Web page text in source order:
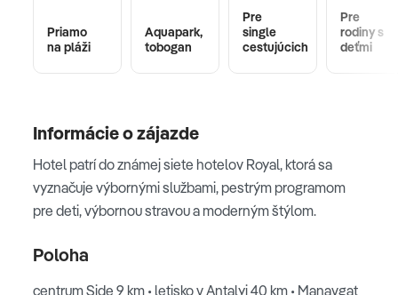
Priamo
na pláži
Aquapark,
tobogan
Pre
single
cestujúcich
Pre
rodiny s
deťmi
Informácie o zájazde
Hotel patrí do známej siete hotelov Royal, ktorá sa
vyznačuje výbornými službami, pestrým programom
pre deti, výbornou stravou a moderným štýlom.
Poloha
centrum Side 9 km • letisko v Antalyi 40 km • Manavgat